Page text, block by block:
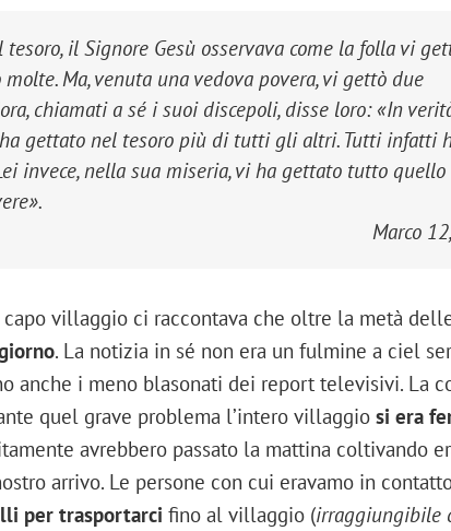
il Signore Gesù osservava come la folla vi
Ma, venuta una vedova povera, vi gettò due
chiamati a sé i suoi discepoli, disse loro: «In
ha gettato nel tesoro più di tutti gli altri. Tutti infatti
invece, nella sua miseria, vi ha gettato tutto quello
Marco
villaggio ci raccontava che oltre la metà
. La notizia in sé non era un fulmine a ciel
anche i meno blasonati dei report televisivi. La
quel grave problema l’intero villaggio si era
avrebbero passato la mattina coltivando
arrivo. Le persone con cui eravamo in
per trasportarci fino al villaggio (irraggiungibile